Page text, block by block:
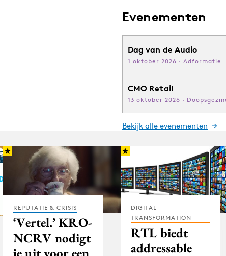
Evenementen
Dag van de Audio
1 oktober 2026 · Adformatie
CMO Retail
13 oktober 2026 ·
Bekijk alle evenementen
REPUTATIE & CRISIS
‘Vertel.’ KRO-
NCRV nodigt
DIGITAL
TRANSFORMATION
RTL biedt
addressable